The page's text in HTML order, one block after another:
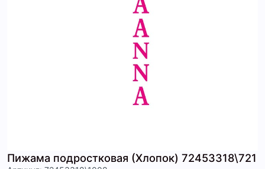
Пижама подростковая (Хлопок) 72453318\721